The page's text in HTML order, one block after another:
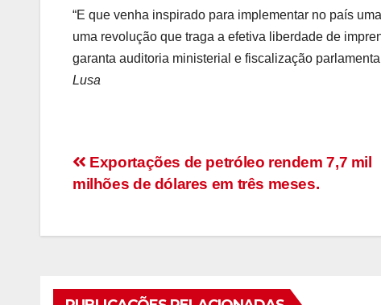
“E que venha inspirado para implementar no país
uma revolução que traga a efetiva liberdade de
garanta auditoria ministerial e fiscalização
Lusa
Navegação
artigos
Exportações de petróleo rendem 7,7 mil
milhões de dólares em três meses.